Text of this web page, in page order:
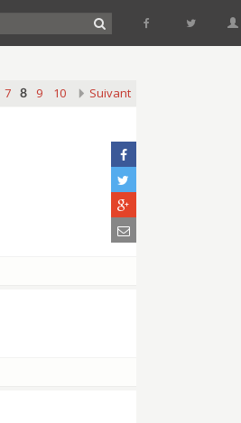
7 8 9 10 Suivant